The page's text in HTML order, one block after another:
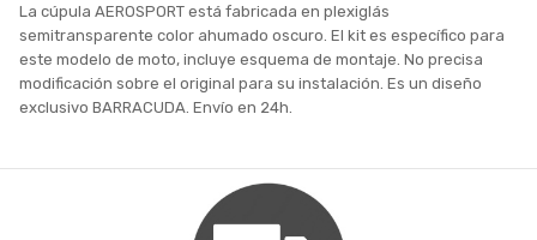
La cúpula AEROSPORT está fabricada en plexiglás
semitransparente color ahumado oscuro. El kit es específico para
este modelo de moto, incluye esquema de montaje. No precisa
modificación sobre el original para su instalación. Es un diseño
exclusivo BARRACUDA. Envío en 24h.